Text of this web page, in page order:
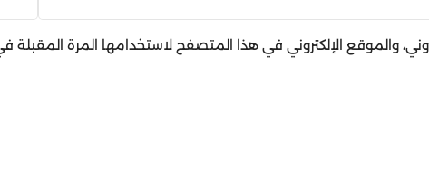
والموقع الإلكتروني في هذا المتصفح لاستخدامها المرة المقبلة